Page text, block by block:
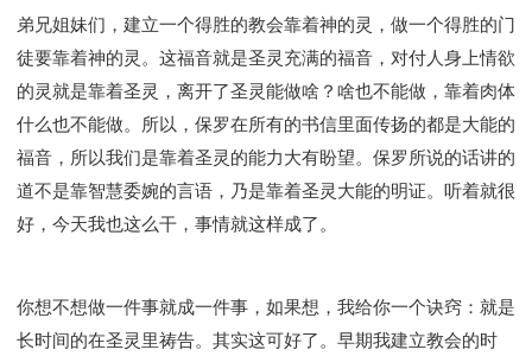
弟兄姐妹们，建立一个得胜的教会靠着神的灵，做一个得胜的门
徒要靠着神的灵。这福音就是圣灵充满的福音，对付人身上情欲
的灵就是靠着圣灵，离开了圣灵能做啥？啥也不能做，靠着肉体
什么也不能做。所以，保罗在所有的书信里面传扬的都是大能的
福音，所以我们是靠着圣灵的能力大有盼望。保罗所说的话讲的
道不是靠智慧委婉的言语，乃是靠着圣灵大能的明证。听着就很
好，今天我也这么干，事情就这样成了。
你想不想做一件事就成一件事，如果想，我给你一个诀窍：就是
长时间的在圣灵里祷告。其实这可好了。早期我建立教会的时